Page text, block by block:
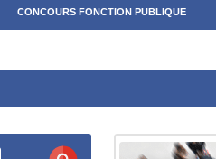
CONCOURS FONCTION PUBLIQUE